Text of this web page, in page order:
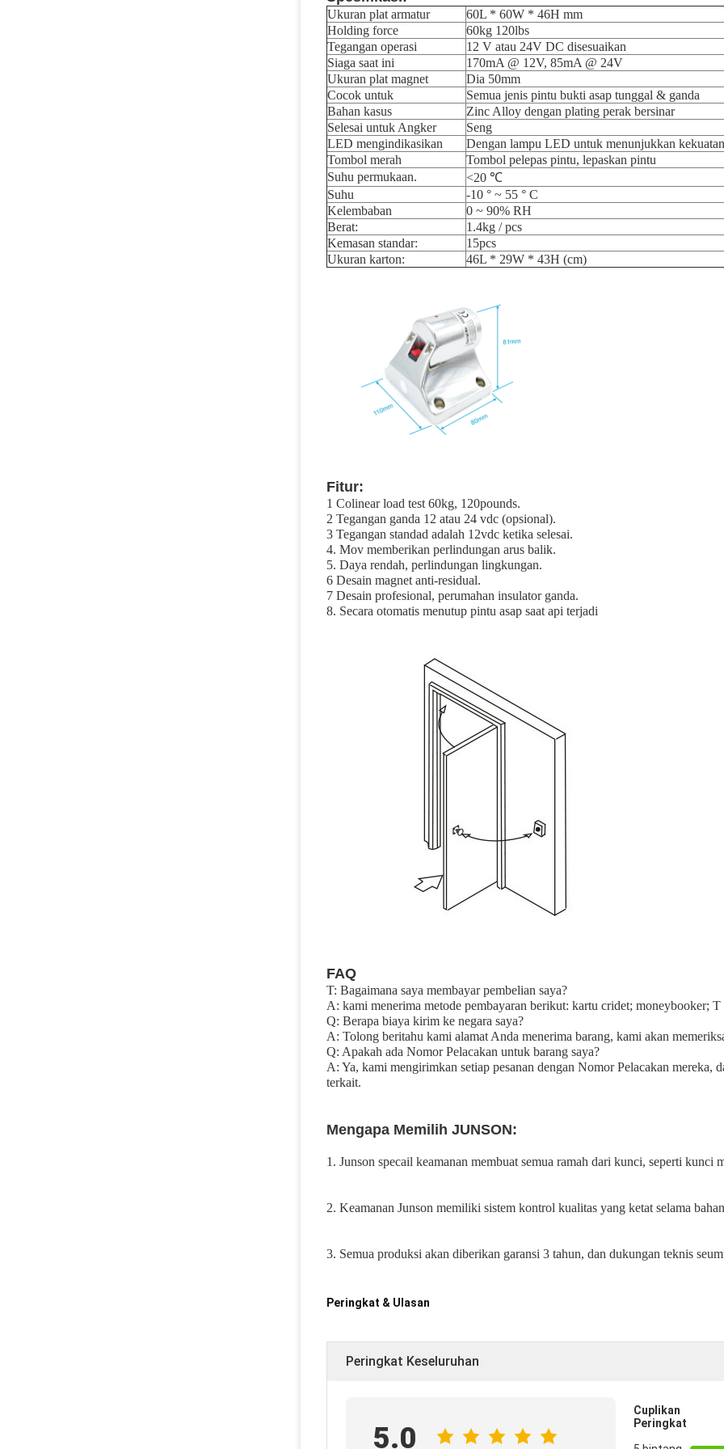
Ukuran plat armatur
60L * 60W * 46H mm
Holding force
60kg 120lbs
Tegangan operasi
12 V atau 24V DC disesuaikan
Siaga saat ini
170mA @ 12V, 85mA @ 24V
Ukuran plat magnet
Dia 50mm
Cocok untuk
Semua jenis pintu bukti asap tunggal & ganda
Bahan kasus
Zinc Alloy dengan plating perak bersinar
Selesai untuk Angker
Seng
LED mengindikasikan
Dengan lampu LED untuk menunjukkan kekuatan
Tombol merah
Tombol pelepas pintu, lepaskan pintu
Suhu permukaan.
<20 ℃
Suhu
-10 ° ~ 55 ° C
Kelembaban
0 ~ 90% RH
Berat:
1.4kg / pcs
Kemasan standar:
15pcs
Ukuran karton:
46L * 29W * 43H (cm)
Fitur:
1 Colinear load test 60kg, 120pounds.
2 Tegangan ganda 12 atau 24 vdc (opsional).
3 Tegangan standad adalah 12vdc ketika selesai.
4. Mov memberikan perlindungan arus balik.
5. Daya rendah, perlindungan lingkungan.
6 Desain magnet anti-residual.
7 Desain profesional, perumahan insulator ganda.
8. Secara otomatis menutup pintu asap saat api terjadi
FAQ
T: Bagaimana saya membayar pembelian saya?
A: kami menerima metode pembayaran berikut: kartu cridet; moneybooker;
Q: Berapa biaya kirim ke negara saya?
A: Tolong beritahu kami alamat Anda menerima barang, kami akan
Q: Apakah ada Nomor Pelacakan untuk barang saya?
A: Ya, kami mengirimkan setiap pesanan dengan Nomor Pelacakan mereka,
terkait.
Mengapa Memilih JUNSON:
1. Junson specail keamanan membuat semua ramah dari kunci, seperti
2. Keamanan Junson memiliki sistem kontrol kualitas yang ketat selama
3. Semua produksi akan diberikan garansi 3 tahun, dan dukungan teknis
Peringkat & Ulasan
Peringkat Keseluruhan
5.0
Cuplikan
Peringkat